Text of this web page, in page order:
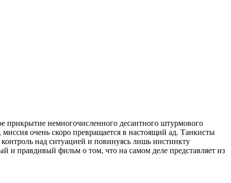
прикрытие немногочисленного десантного штурмового
миссия очень скоро превращается в настоящий ад. Танкисты
над ситуацией и повинуясь лишь инстинкту
и правдивый фильм о том, что на самом деле представляет из